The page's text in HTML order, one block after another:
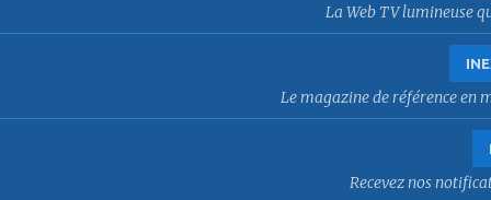
La Web TV lumineuse
Le magazine de référence en
Recevez nos